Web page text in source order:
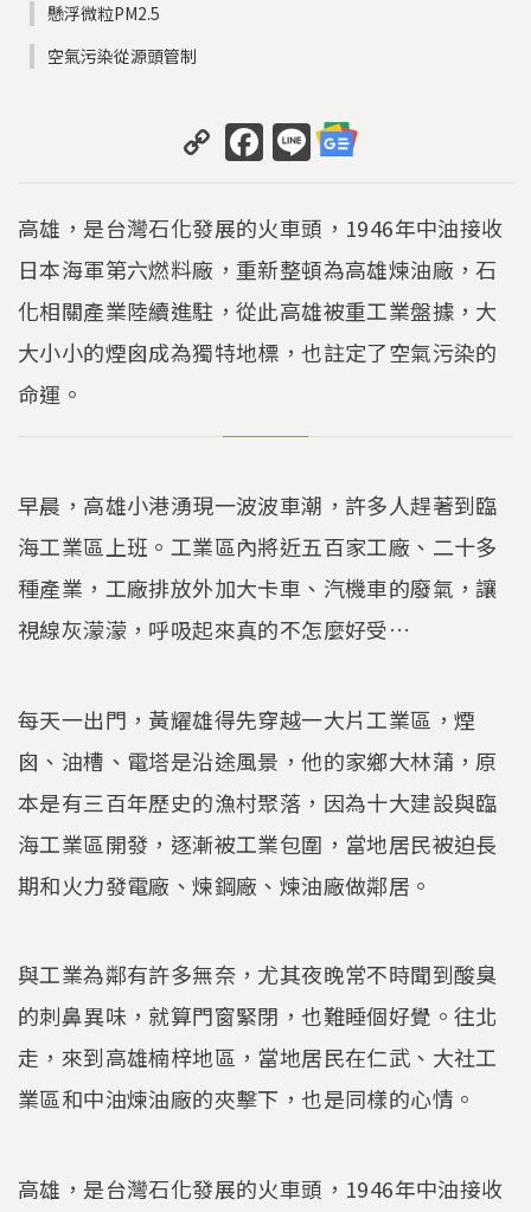
懸浮微粒PM2.5
空氣污染從源頭管制
C
o
p
y
Li
n
k
F
a
c
e
b
o
o
Li
n
e
高雄，是台灣石化發展的火車頭，1946年中油接收
日本海軍第六燃料廠，重新整頓為高雄煉油廠，石
化相關產業陸續進駐，從此高雄被重工業盤據，大
大小小的煙囪成為獨特地標，也註定了空氣污染的
命運。
早晨，高雄小港湧現一波波車潮，許多人趕著到臨
海工業區上班。工業區內將近五百家工廠、二十多
種產業，工廠排放外加大卡車、汽機車的廢氣，讓
視線灰濛濛，呼吸起來真的不怎麼好受…
每天一出門，黃耀雄得先穿越一大片工業區，煙
囪、油槽、電塔是沿途風景，他的家鄉大林蒲，原
本是有三百年歷史的漁村聚落，因為十大建設與臨
海工業區開發，逐漸被工業包圍，當地居民被迫長
期和火力發電廠、煉鋼廠、煉油廠做鄰居。
與工業為鄰有許多無奈，尤其夜晚常不時聞到酸臭
的刺鼻異味，就算門窗緊閉，也難睡個好覺。往北
走，來到高雄楠梓地區，當地居民在仁武、大社工
業區和中油煉油廠的夾擊下，也是同樣的心情。
高雄，是台灣石化發展的火車頭，1946年中油接收